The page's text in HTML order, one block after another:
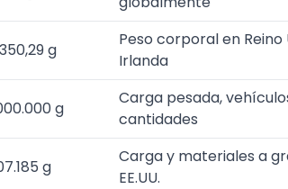
g
Peso corporal en Reino
Irlanda
g
Carga pesada,
cantidades
g
Carga y materiales a
EE.UU.